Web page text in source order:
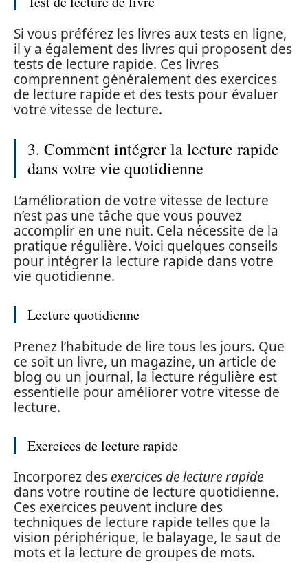
Si vous préférez les livres aux tests en ligne,
il y a également des livres qui proposent des
tests de lecture rapide. Ces livres
comprennent généralement des exercices
de lecture rapide et des tests pour évaluer
votre vitesse de lecture.
3. Comment intégrer la lecture rapide
dans votre vie quotidienne
L’amélioration de votre vitesse de lecture
n’est pas une tâche que vous pouvez
accomplir en une nuit. Cela nécessite de la
pratique régulière. Voici quelques conseils
pour intégrer la lecture rapide dans votre
vie quotidienne.
Lecture quotidienne
Prenez l’habitude de lire tous les jours. Que
ce soit un livre, un magazine, un article de
blog ou un journal, la lecture régulière est
essentielle pour améliorer votre vitesse de
lecture.
Exercices de lecture rapide
Incorporez des exercices de lecture rapide
dans votre routine de lecture quotidienne.
Ces exercices peuvent inclure des
techniques de lecture rapide telles que la
vision périphérique, le balayage, le saut de
mots et la lecture de groupes de mots.